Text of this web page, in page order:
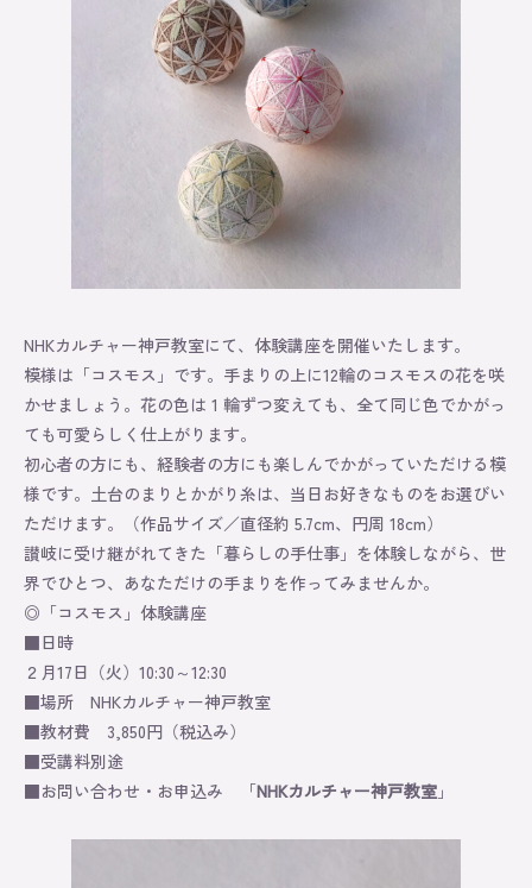
Information
Exhibition
Original
About
NHKカルチャー神戸教室にて、体験講座を開催いたします。
模様は「コスモス」です。手まりの上に12輪のコスモスの花を咲
かせましょう。花の色は 1 輪ずつ変えても、全て同じ色でかがっ
ても可愛らしく仕上がります。
初心者の方にも、経験者の方にも楽しんでかがっていただける模
様です。土台のまりとかがり糸は、当日お好きなものをお選びい
ただけます。（作品サイズ／直径約 5.7cm、円周 18cm）
讃岐に受け継がれてきた「暮らしの手仕事」を体験しながら、世
界でひとつ、あなただけの手まりを作ってみませんか。
◎「コスモス」体験講座
■日時
２月17日（火）10:30～12:30
■場所 NHKカルチャー神戸教室
■教材費 3,850円（税込み）
■受講料別途
■お問い合わせ・お申込み 「NHKカルチャー神戸教室 」